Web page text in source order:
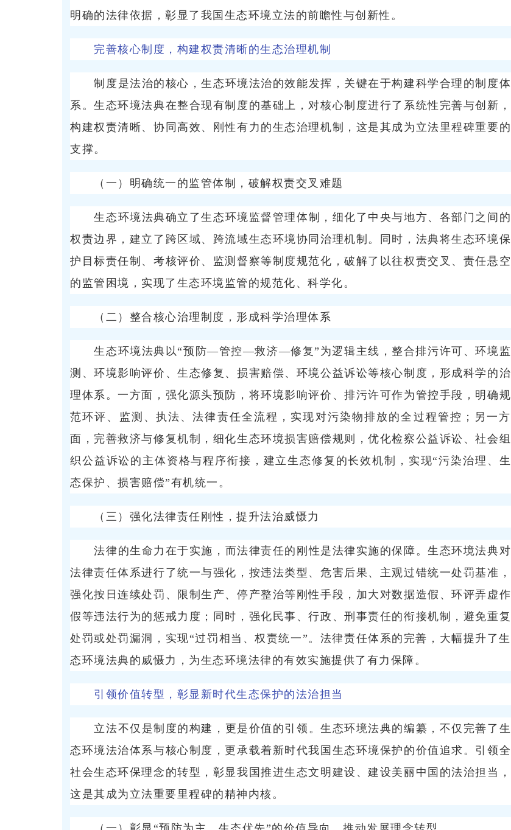
明确的法律依据，彰显了我国生态环境立法的前瞻性与创新性。
完善核心制度，构建权责清晰的生态治理机制
制度是法治的核心，生态环境法治的效能发挥，关键在于构建科学合理的制度体
系。生态环境法典在整合现有制度的基础上，对核心制度进行了系统性完善与创新，
构建权责清晰、协同高效、刚性有力的生态治理机制，这是其成为立法里程碑重要的
支撑。
（一）明确统一的监管体制，破解权责交叉难题
生态环境法典确立了生态环境监督管理体制，细化了中央与地方、各部门之间的
权责边界，建立了跨区域、跨流域生态环境协同治理机制。同时，法典将生态环境保
护目标责任制、考核评价、监测督察等制度规范化，破解了以往权责交叉、责任悬空
的监管困境，实现了生态环境监管的规范化、科学化。
（二）整合核心治理制度，形成科学治理体系
生态环境法典以“预防—管控—救济—修复”为逻辑主线，整合排污许可、环境监
测、环境影响评价、生态修复、损害赔偿、环境公益诉讼等核心制度，形成科学的治
理体系。一方面，强化源头预防，将环境影响评价、排污许可作为管控手段，明确规
范环评、监测、执法、法律责任全流程，实现对污染物排放的全过程管控；另一方
面，完善救济与修复机制，细化生态环境损害赔偿规则，优化检察公益诉讼、社会组
织公益诉讼的主体资格与程序衔接，建立生态修复的长效机制，实现“污染治理、生
态保护、损害赔偿”有机统一。
（三）强化法律责任刚性，提升法治威慑力
法律的生命力在于实施，而法律责任的刚性是法律实施的保障。生态环境法典对
法律责任体系进行了统一与强化，按违法类型、危害后果、主观过错统一处罚基准，
强化按日连续处罚、限制生产、停产整治等刚性手段，加大对数据造假、环评弄虚作
假等违法行为的惩戒力度；同时，强化民事、行政、刑事责任的衔接机制，避免重复
处罚或处罚漏洞，实现“过罚相当、权责统一”。法律责任体系的完善，大幅提升了生
态环境法典的威慑力，为生态环境法律的有效实施提供了有力保障。
引领价值转型，彰显新时代生态保护的法治担当
立法不仅是制度的构建，更是价值的引领。生态环境法典的编纂，不仅完善了生
态环境法治体系与核心制度，更承载着新时代我国生态环境保护的价值追求。引领全
社会生态环保理念的转型，彰显我国推进生态文明建设、建设美丽中国的法治担当，
这是其成为立法重要里程碑的精神内核。